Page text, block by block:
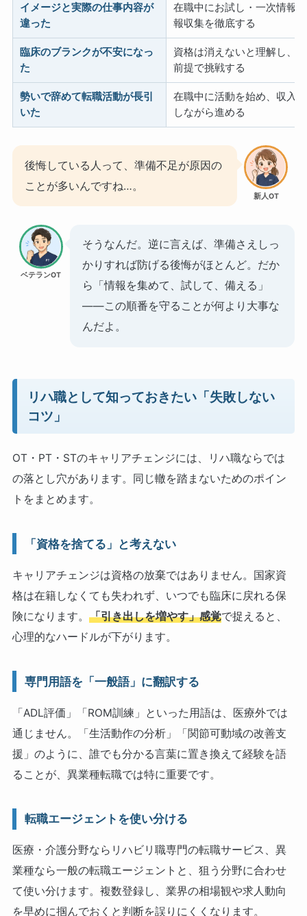
イメージと実際の仕事内容が
違った
在職中にお試し・一次情報
報収集を徹底する
臨床のブランクが不安になっ
た
資格は消えないと理解し、
前提で挑戦する
勢いで辞めて転職活動が長引
いた
在職中に活動を始め、収入
しながら進める
新人OT
後悔している人って、準備不足が原因の
ことが多いんですね…。
ベテランOT
そうなんだ。逆に言えば、準備さえしっ
かりすれば防げる後悔がほとんど。だか
ら「情報を集めて、試して、備える」
——この順番を守ることが何より大事な
んだよ。
リハ職として知っておきたい「失敗しない
コツ」
OT・PT・STのキャリアチェンジには、リハ職ならでは
の落とし穴があります。同じ轍を踏まないためのポイン
トをまとめます。
「資格を捨てる」と考えない
キャリアチェンジは資格の放棄ではありません。国家資
格は在籍しなくても失われず、いつでも臨床に戻れる保
険になります。 「引き出しを増やす」感覚で捉えると、
心理的なハードルが下がります。
専門用語を「一般語」に翻訳する
「ADL評価」「ROM訓練」といった用語は、医療外では
通じません。「生活動作の分析」「関節可動域の改善支
援」のように、誰でも分かる言葉に置き換えて経験を語
ることが、異業種転職では特に重要です。
転職エージェントを使い分ける
医療・介護分野ならリハビリ職専門の転職サービス、異
業種なら一般の転職エージェントと、狙う分野に合わせ
て使い分けます。複数登録し、業界の相場観や求人動向
を早めに掴んでおくと判断を誤りにくくなります。